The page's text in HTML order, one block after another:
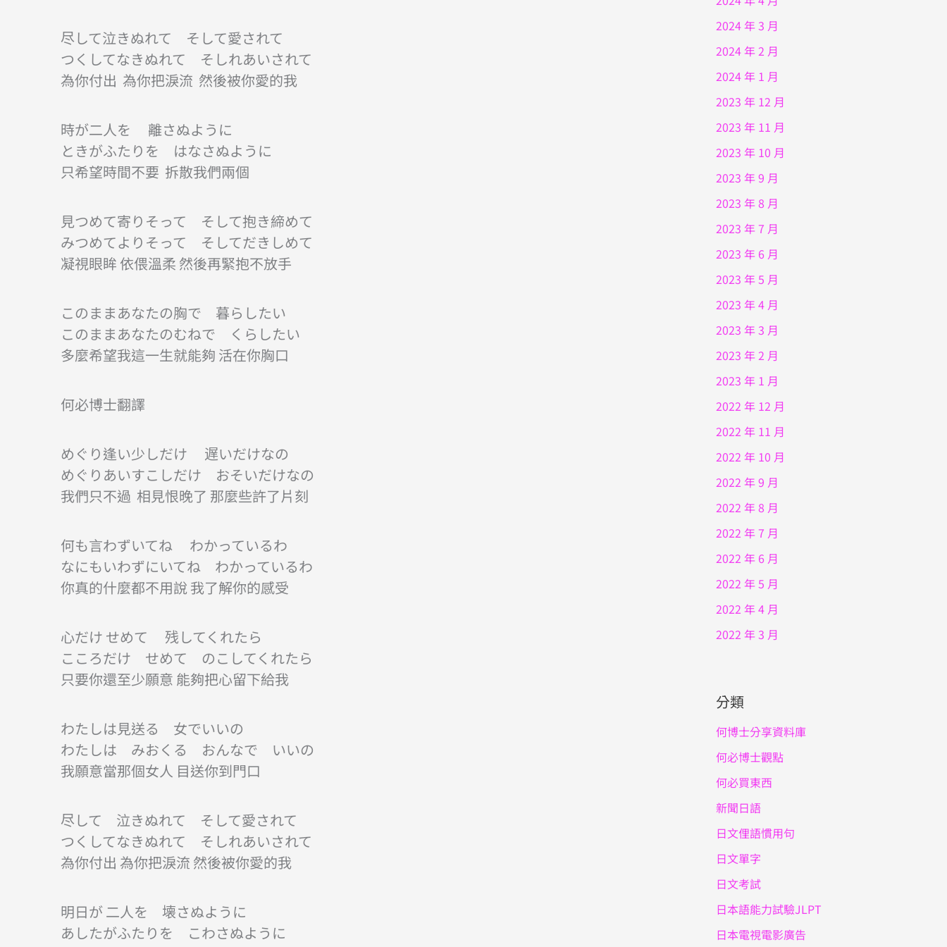
尽して泣きぬれて そして愛されて
つくしてなきぬれて そしれあいされて
為你付出 為你把淚流 然後被你愛的我
時が二人を 離さぬように
ときがふたりを はなさぬように
只希望時間不要 拆散我們兩個
見つめて寄りそって そして抱き締めて
みつめてよりそって そしてだきしめて
凝視眼眸 依偎溫柔 然後再緊抱不放手
このままあなたの胸で 暮らしたい
このままあなたのむねで くらしたい
多麼希望我這一生就能夠 活在你胸口
何必博士翻譯
めぐり逢い少しだけ 遅いだけなの
めぐりあいすこしだけ おそいだけなの
我們只不過 相見恨晚了 那麼些許了片刻
何も言わずいてね わかっているわ
なにもいわずにいてね わかっているわ
你真的什麼都不用說 我了解你的感受
心だけ せめて 残してくれたら
こころだけ せめて のこしてくれたら
只要你還至少願意 能夠把心留下給我
わたしは見送る 女でいいの
わたしは みおくる おんなで いいの
我願意當那個女人 目送你到門口
尽して 泣きぬれて そして愛されて
つくしてなきぬれて そしれあいされて
為你付出 為你把淚流 然後被你愛的我
明日が 二人を 壊さぬように
あしたがふたりを こわさぬように
2024 年 3 月
2024 年 2 月
2024 年 1 月
2023 年 12 月
2023 年 11 月
2023 年 10 月
2023 年 9 月
2023 年 8 月
2023 年 7 月
2023 年 6 月
2023 年 5 月
2023 年 4 月
2023 年 3 月
2023 年 2 月
2023 年 1 月
2022 年 12 月
2022 年 11 月
2022 年 10 月
2022 年 9 月
2022 年 8 月
2022 年 7 月
2022 年 6 月
2022 年 5 月
2022 年 4 月
2022 年 3 月
分類
何博士分享資料庫
何必博士觀點
何必買東西
新聞日語
日文俚語慣用句
日文單字
日文考試
日本語能力試驗JLPT
日本電視電影廣告